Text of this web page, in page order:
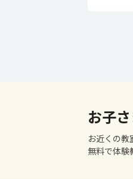
お子
お近くの教
無料で体験